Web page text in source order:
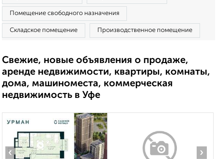
Помещение свободного назначения
Складское помещение Производственное помещение
Свежие, новые объявления о продаже,
аренде недвижимости, квартиры, комнаты,
дома, машиноместа, коммерческая
недвижимость в Уфе
‹ ›